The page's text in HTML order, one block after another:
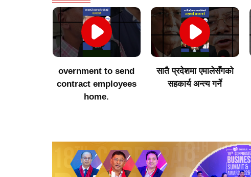
overnment to send
contract employees
home.
सातै प्रदेशमा एमालेसँगको
सहकार्य अन्त्य गर्ने